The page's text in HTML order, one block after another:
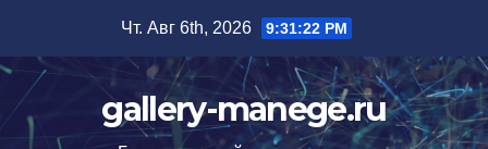
содержимому
Чт. Авг 6th, 2026 9:31:23 PM
gallery-manege.ru